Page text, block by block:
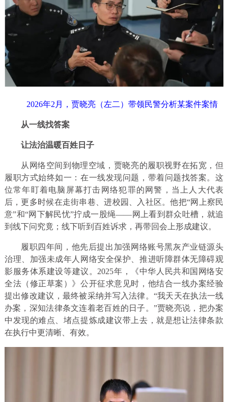
2026年2月，贾晓亮（左二）带领民警分析某案件案情
从一线找答案
让法治温暖百姓日子
从网络空间到物理空域，贾晓亮的履职视野在拓宽，但
履职方式始终如一：在一线发现问题，带着问题找答案。这
位常年盯着电脑屏幕打击网络犯罪的网警，当上人大代表
后，更多时候在走街串巷、进校园、入社区。他把“网上察民
意”和“网下解民忧”拧成一股绳——网上看到群众吐槽，就追
到线下问究竟；线下听到百姓诉求，再带回会上形成建议。
履职四年间，他先后提出加强网络账号黑灰产业链源头
治理、加强未成年人网络安全保护、推进听障群体无障碍观
影服务体系建设等建议。2025年，《中华人民共和国网络安
全法（修正草案）》公开征求意见时，他结合一线办案经验
提出修改建议，最终被采纳并写入法律。“我天天在执法一线
办案，深知法律条文连着老百姓的日子。”贾晓亮说，把办案
中发现的难点、堵点提炼成建议带上去，就是想让法律条款
在执行中更清晰、有效。